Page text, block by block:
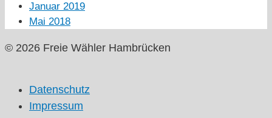
Januar 2019
Mai 2018
© 2026 Freie Wähler Hambrücken
Datenschutz
Impressum